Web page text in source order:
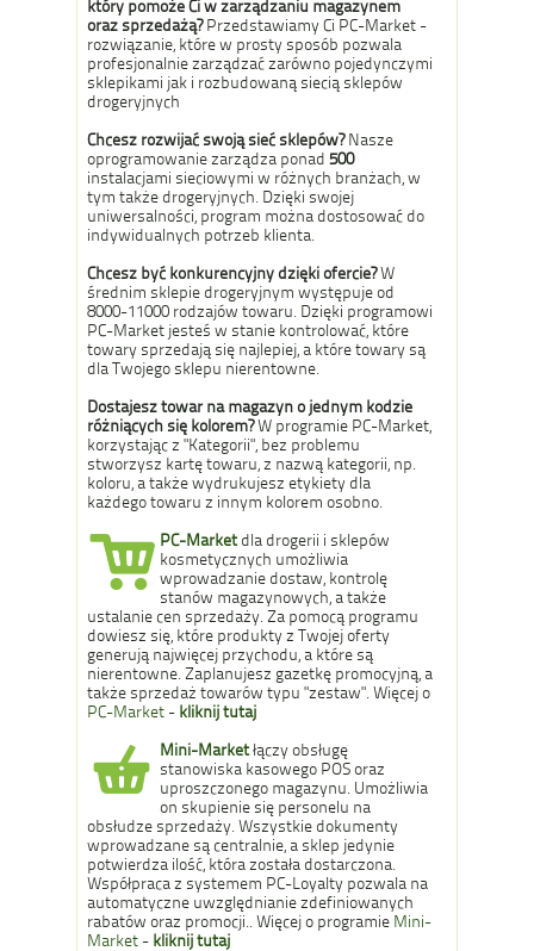
który pomoże Ci w zarządzaniu magazynem
oraz sprzedażą?Przedstawiamy Ci PC-Market -
rozwiązanie, które w prosty sposób pozwala
profesjonalnie zarządzać zarówno pojedynczymi
sklepikami jak i rozbudowaną siecią sklepów
drogeryjnych
Chcesz rozwijać swoją sieć sklepów?Nasze
oprogramowanie zarządza ponad 500
instalacjami sieciowymi w różnych branżach, w
tym także drogeryjnych. Dzięki swojej
uniwersalności, program można dostosować do
indywidualnych potrzeb klienta.
Chcesz być konkurencyjny dzięki ofercie?W
średnim sklepie drogeryjnym występuje od
8000-11000 rodzajów towaru. Dzięki programowi
PC-Market jesteś w stanie kontrolować, które
towary sprzedają się najlepiej, a które towary są
dla Twojego sklepu nierentowne.
Dostajesz towar na magazyn o jednym kodzie
różniących się kolorem?W programie PC-Market,
korzystając z "Kategorii", bez problemu
stworzysz kartę towaru, z nazwą kategorii, np.
koloru, a także wydrukujesz etykiety dla
każdego towaru z innym kolorem osobno.
PC-Market dla drogerii i sklepów
kosmetycznych umożliwia
wprowadzanie dostaw, kontrolę
stanów magazynowych, a także
ustalanie cen sprzedaży. Za pomocą programu
dowiesz się, które produkty z Twojej oferty
generują najwięcej przychodu, a które są
nierentowne. Zaplanujesz gazetkę promocyjną, a
także sprzedaż towarów typu "zestaw". Więcej o
PC-Market - kliknij tutaj
Mini-Marketłączy obsługę
stanowiska kasowego POS oraz
uproszczonego magazynu. Umożliwia
on skupienie się personelu na
obsłudze sprzedaży. Wszystkie dokumenty
wprowadzane są centralnie, a sklep jedynie
potwierdza ilość, która została dostarczona.
Współpraca z systemem PC-Loyalty pozwala na
automatyczne uwzględnianie zdefiniowanych
rabatów oraz promocji.. Więcej o programie Mini-
Market - kliknij tutaj